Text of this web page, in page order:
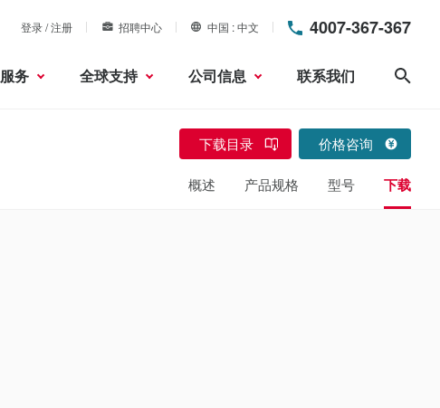
登录 / 注册 招聘中心 中国 中文 4007-367-367
服务 全球支持 公司信息 联系我们
下载目录 价格咨询
概述 产品规格 型号 下载